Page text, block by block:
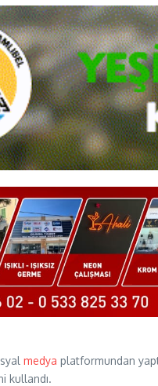
medya platformundan
kullandı.